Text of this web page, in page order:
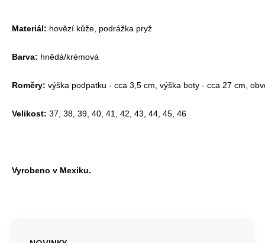
Materiál: hovězí kůže, podrážka pryž
Barva: hnědá/krémová
Roměry: výška podpatku - cca 3,5 cm, výška boty - cca 27 cm,
Velikost: 37, 38, 39, 40, 41, 42, 43, 44, 45, 46
Vyrobeno v Mexiku.